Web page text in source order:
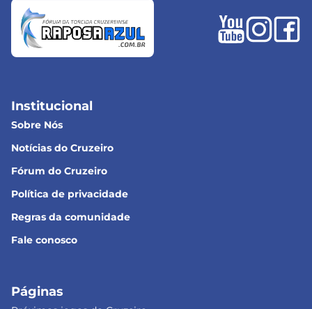
Institucional
Sobre Nós
Notícias do Cruzeiro
Fórum do Cruzeiro
Política de privacidade
Regras da comunidade
Fale conosco
Páginas